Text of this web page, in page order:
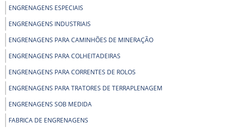
ENGRENAGENS ESPECIAIS
ENGRENAGENS INDUSTRIAIS
ENGRENAGENS PARA CAMINHÕES DE MINERAÇÃO
ENGRENAGENS PARA COLHEITADEIRAS
ENGRENAGENS PARA CORRENTES DE ROLOS
ENGRENAGENS PARA TRATORES DE TERRAPLENAGEM
ENGRENAGENS SOB MEDIDA
FABRICA DE ENGRENAGENS